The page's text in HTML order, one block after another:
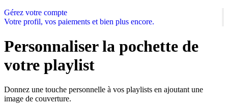
Gérez votre compte
Votre profil, vos paiements et bien plus encore.
Personnaliser la pochette de
votre playlist
Donnez une touche personnelle à vos playlists en ajoutant une
image de couverture.